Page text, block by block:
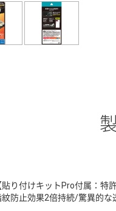
貼り付けキットPro付属：特
紋防止効果2倍持続/驚異的な